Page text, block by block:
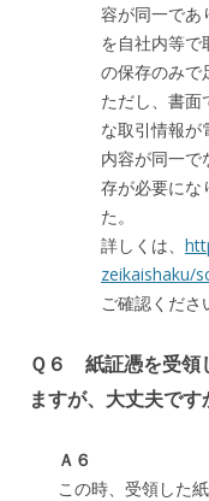
容が同一であ
を自社内等で
の保存のみで
ただし、書面
な取引情報が
内容が同一で
存が必要にな
た。
詳しくは、
zeikaishaku/
ご確認くださ
Ｑ６ 紙証憑を受領
ますが、大丈夫です
Ａ６
この時、受領した